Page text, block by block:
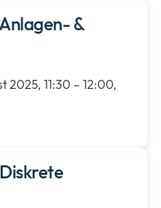
&
2025, 11:30 – 12:00,